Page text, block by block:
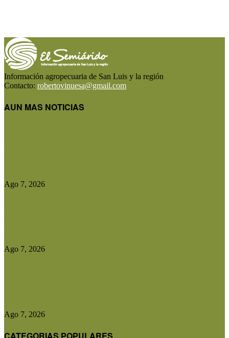
Información agropecuaria de San Luis y la región
Contacto: robertovinuesa@gmail.com
AUN MAS NOTICIAS
Ago 7, 2026
Ago 7, 2026
Ago 7, 2026
CATEGORIAS POPULARES